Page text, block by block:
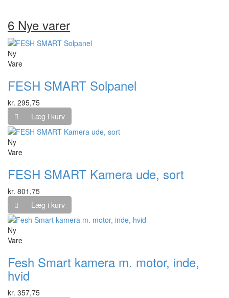
6 Nye varer
Ny
Vare
FESH SMART Solpanel
kr. 295,75
Læg i kurv
Ny
Vare
FESH SMART Kamera ude, sort
kr. 801,75
Læg i kurv
Ny
Vare
Fesh Smart kamera m. motor, inde,
hvid
kr. 357,75